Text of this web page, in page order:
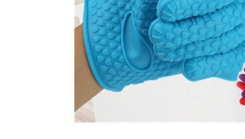
矽膠廚房餐飲用具